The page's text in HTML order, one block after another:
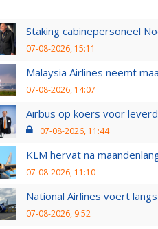
Staking cabinepersoneel
07-08-2026, 15:11
Malaysia Airlines neemt
07-08-2026, 14:07
Airbus op koers voor
07-08-2026, 11:44
KLM hervat na
07-08-2026, 11:10
National Airlines voert
07-08-2026, 9:52